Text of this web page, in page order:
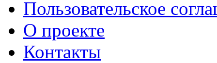
Пользовательское
О проекте
Контакты